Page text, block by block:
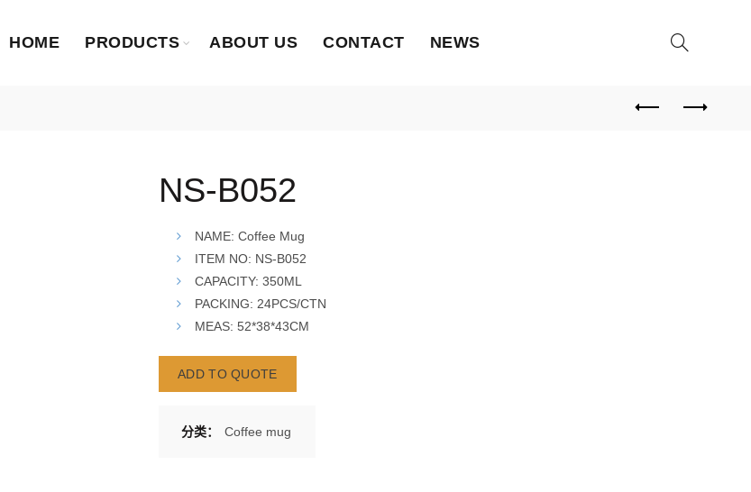
HOME PRODUCTS ABOUT US CONTACT NEWS
NS-B052
NAME: Coffee Mug
ITEM NO: NS-B052
CAPACITY: 350ML
PACKING: 24PCS/CTN
MEAS: 52*38*43CM
ADD TO QUOTE
分类： Coffee mug